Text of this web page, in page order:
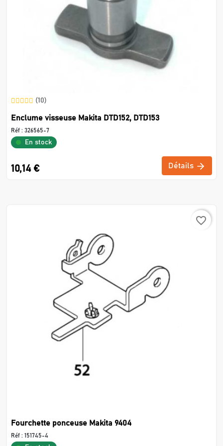
(10)
Enclume visseuse Makita DTD152, DTD153
Réf : 326565-7
En stock
10,14 € Détails
favorite_border
Fourchette ponceuse Makita 9404
Réf : 151745-4